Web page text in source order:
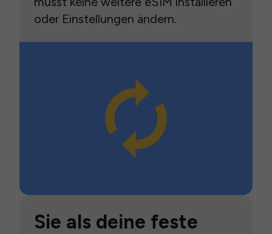
oder Einstellungen ändern.
Sie als deine feste